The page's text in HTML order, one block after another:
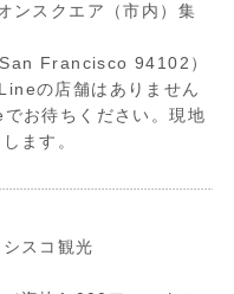
ンスクエア（市内）集
Francisco 94102）
の店舗はありません
お待ちください。現地
ます。
スコ観光